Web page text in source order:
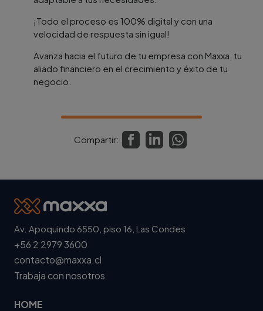
¡Todo el proceso es 100% digital y con una
velocidad de respuesta sin igual!
Avanza hacia el futuro de tu empresa con Maxxa, tu
aliado financiero en el crecimiento y éxito de tu
negocio.
Compartir:
Av. Apoquindo 6550, piso 16, Las Condes
+56 2 2979 3600
contacto@maxxa.cl
Trabaja con nosotros
HOME